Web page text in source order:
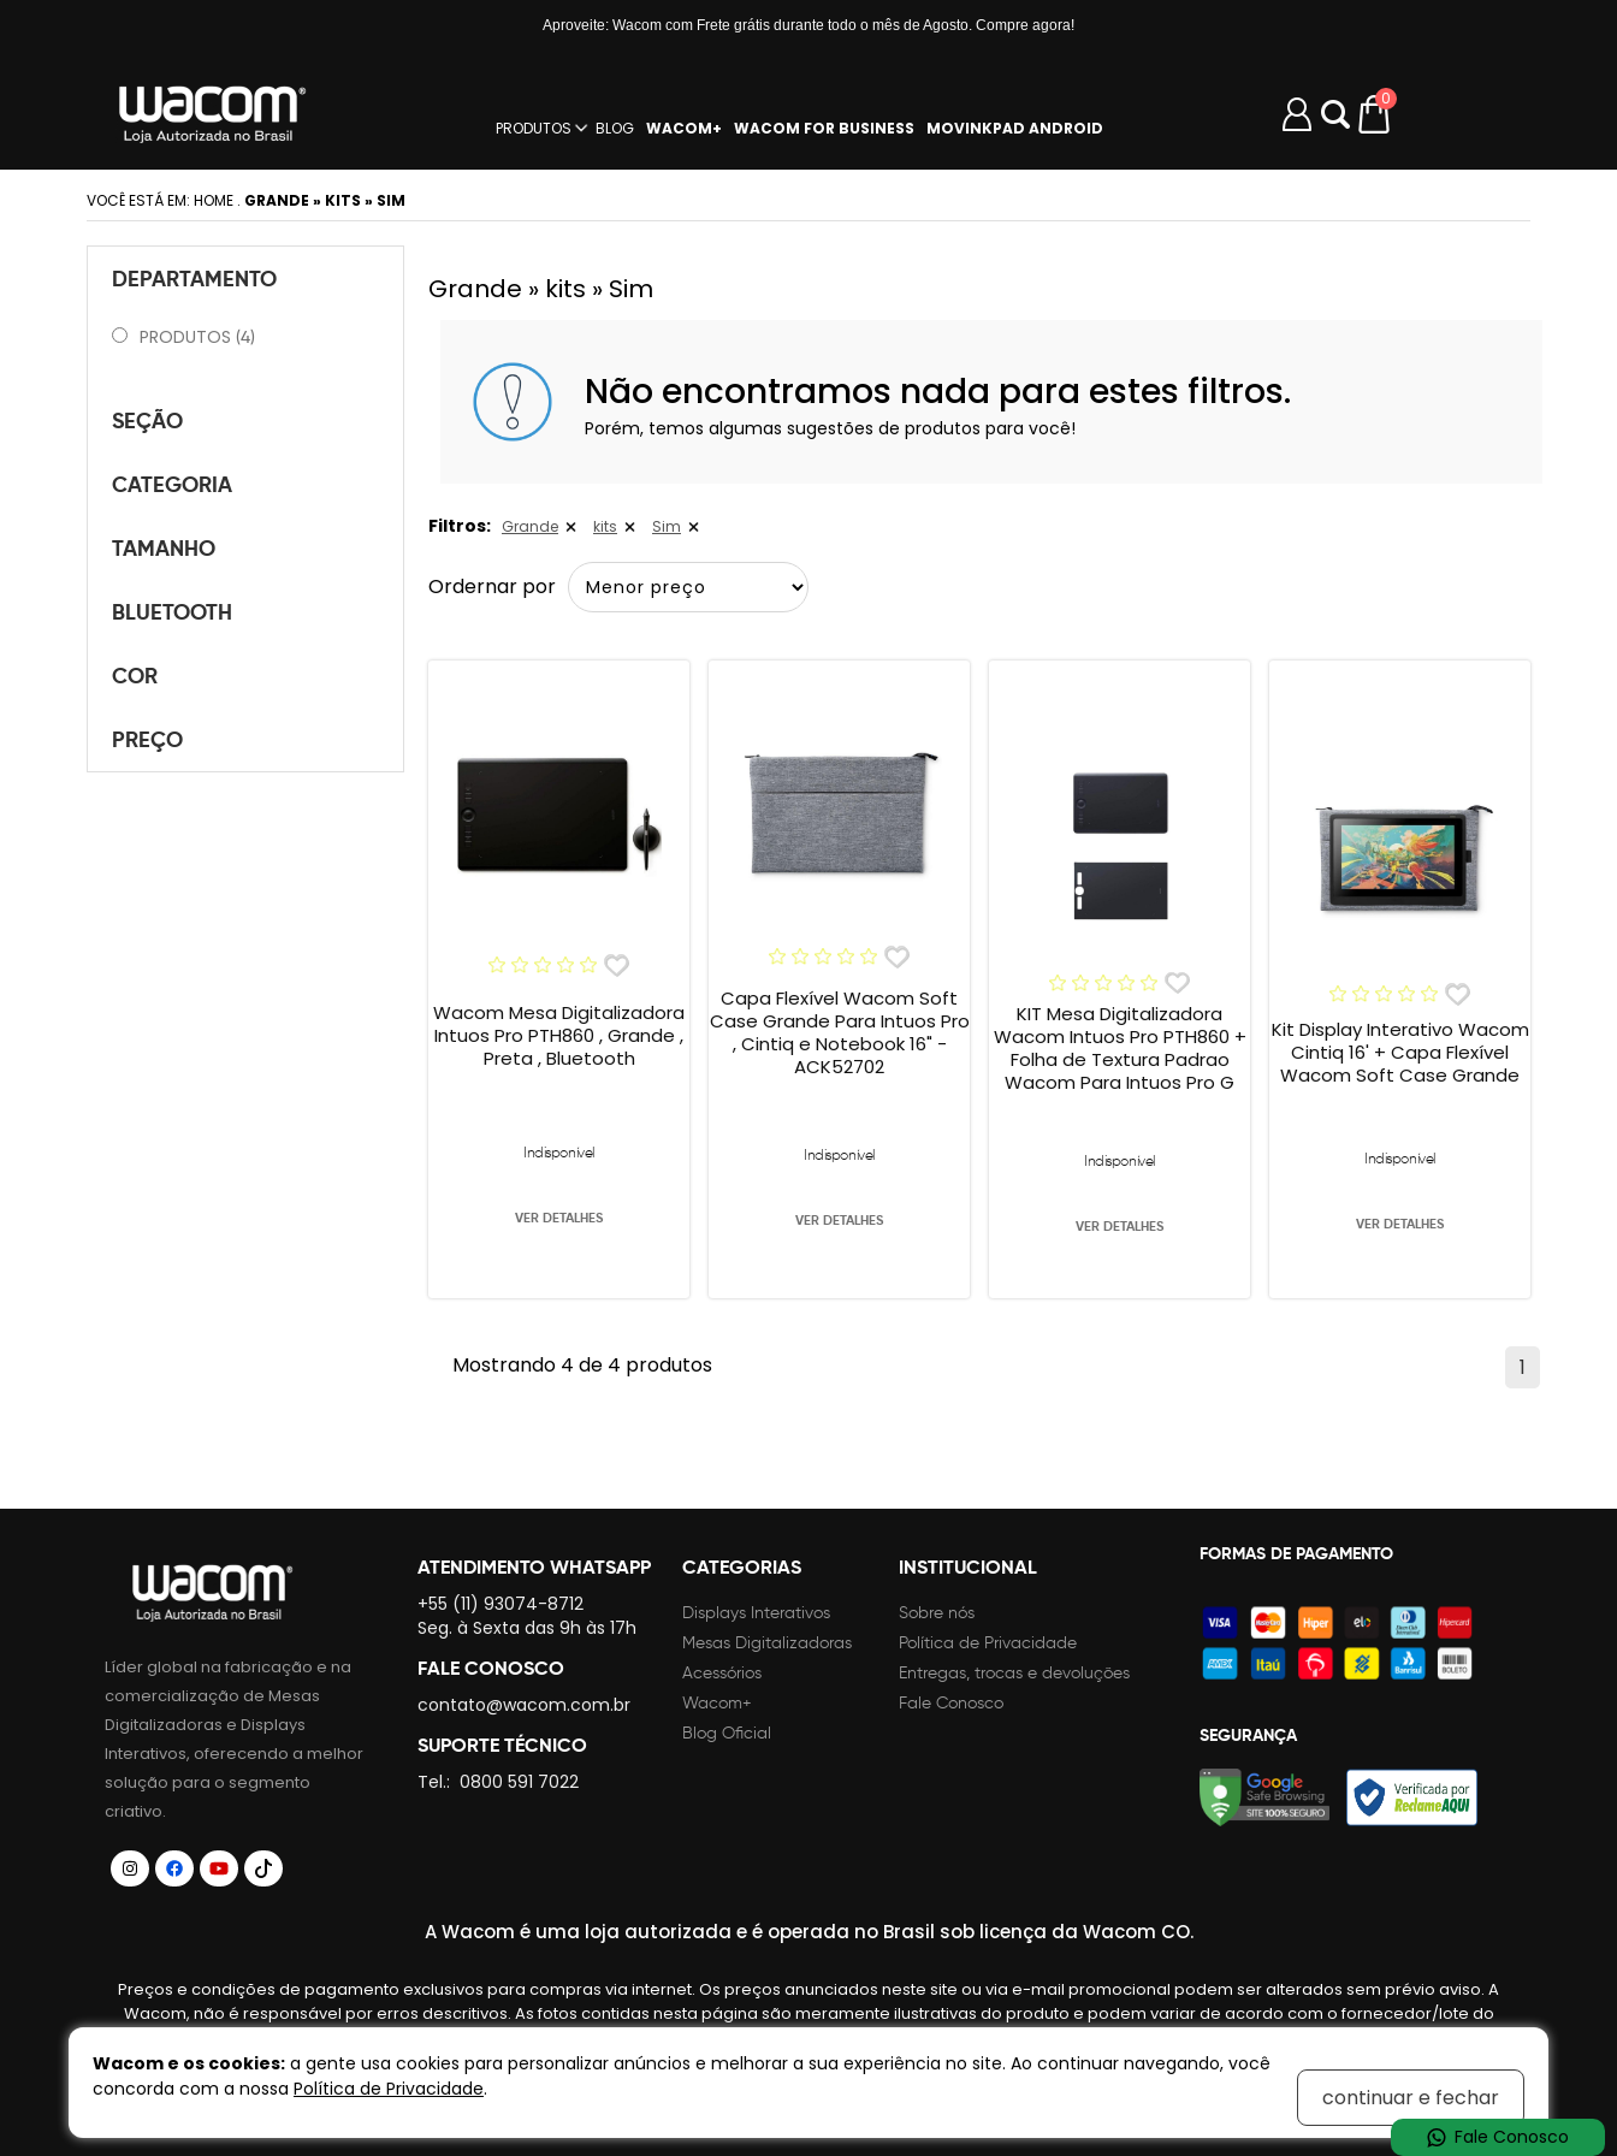
Aproveite: Wacom com Frete grátis durante todo o mês de Agosto. Compre agora!
PRODUTOS BLOG WACOM+ WACOM FOR BUSINESS MOVINKPAD ANDROID
0
VOCÊ ESTÁ EM: HOME . GRANDE » KITS » SIM
DEPARTAMENTO
PRODUTOS (4)
SEÇÃO
CATEGORIA
TAMANHO
BLUETOOTH
COR
PREÇO
Grande » kits » Sim
Não encontramos nada para estes filtros.
Porém, temos algumas sugestões de produtos para você!
Filtros: Grande kits Sim
Ordernar por
Wacom Mesa Digitalizadora
Intuos Pro PTH860 , Grande ,
Preta , Bluetooth
Indisponível
VER DETALHES
Capa Flexível Wacom Soft
Case Grande Para Intuos Pro
, Cintiq e Notebook 16" -
ACK52702
Indisponível
VER DETALHES
KIT Mesa Digitalizadora
Wacom Intuos Pro PTH860 +
Folha de Textura Padrao
Wacom Para Intuos Pro G
Indisponível
VER DETALHES
Kit Display Interativo Wacom
Cintiq 16' + Capa Flexível
Wacom Soft Case Grande
Indisponível
VER DETALHES
1
Mostrando 4 de 4 produtos
Líder global na fabricação e na
comercialização de Mesas
Digitalizadoras e Displays
Interativos, oferecendo a melhor
solução para o segmento
criativo.
ATENDIMENTO WHATSAPP
+55 (11) 93074-8712
Seg. à Sexta das 9h às 17h
FALE CONOSCO
contato@wacom.com.br
SUPORTE TÉCNICO
Tel.: 0800 591 7022
CATEGORIAS
Displays Interativos
Mesas Digitalizadoras
Acessórios
Wacom+
Blog Oficial
INSTITUCIONAL
Sobre nós
Política de Privacidade
Entregas, trocas e devoluções
Fale Conosco
FORMAS DE PAGAMENTO
SEGURANÇA
A Wacom é uma loja autorizada e é operada no Brasil sob licença da Wacom CO.
Preços e condições de pagamento exclusivos para compras via internet. Os preços anunciados neste site ou via e-mail promocional podem ser alterados sem prévio aviso. A
Wacom, não é responsável por erros descritivos. As fotos contidas nesta página são meramente ilustrativas do produto e podem variar de acordo com o fornecedor/lote do
Wacom e os cookies: a gente usa cookies para personalizar anúncios e melhorar a sua experiência no site. Ao continuar navegando, você
concorda com a nossa Política de Privacidade. continuar e fechar
Fale Conosco